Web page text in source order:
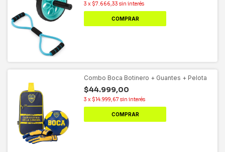
3 x $7.666,33 sin interés
COMPRAR
Combo Boca Botinero + Guantes + Pelota
$44.999,00
3 x $14.999,67 sin interés
COMPRAR